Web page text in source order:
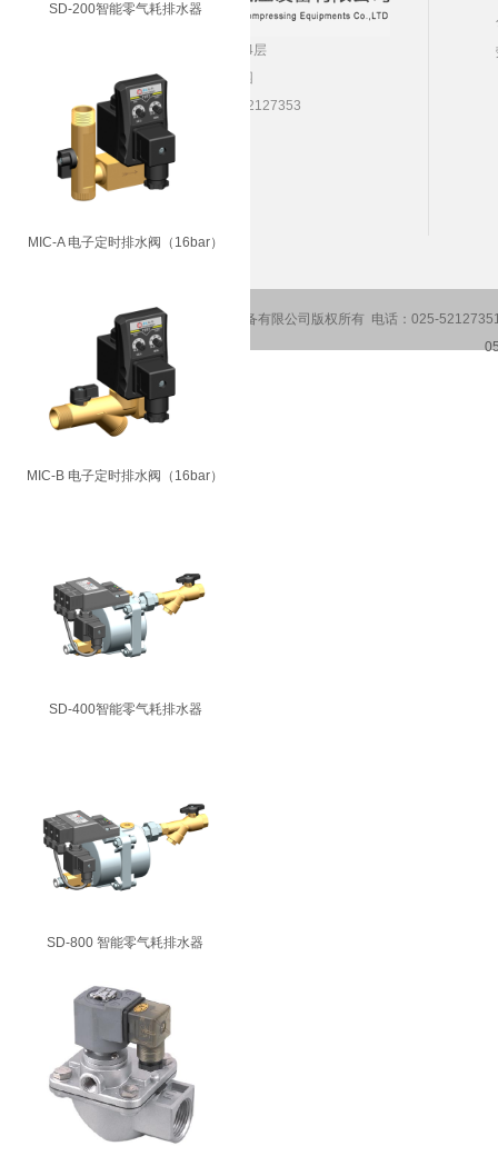
SD-200智能零气耗排水器
MIC-A 电子定时排水阀（16bar）
MIC-B 电子定时排水阀（16bar）
SD-400智能零气耗排水器
SD-800 智能零气耗排水器
公司地址：南京市江宁区新丰路10号5A栋4层
工厂地址：南京市溧水区洪蓝镇双尖工业园
电 话：025-52127351，52127352，52127353
传 真：025-52127350
邮 箱：sales@qiaokedrain.cn
网 址：www.qiaokedrain.cn
Copyright2016-2026 南京乔克空压设备有限公司版权所有 电话：025-